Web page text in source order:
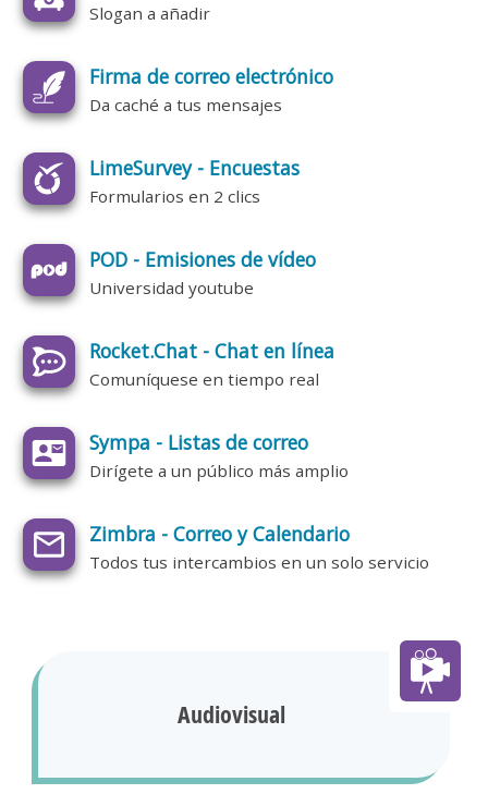
Slogan a añadir
Firma de correo electrónico
Da caché a tus mensajes
LimeSurvey - Encuestas
Formularios en 2 clics
POD - Emisiones de vídeo
Universidad youtube
Rocket.Chat - Chat en línea
Comuníquese en tiempo real
Sympa - Listas de correo
Dirígete a un público más amplio
Zimbra - Correo y Calendario
Todos tus intercambios en un solo servicio
Audiovisual